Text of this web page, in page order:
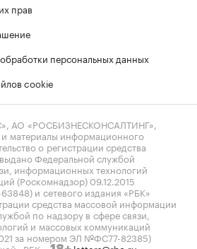
прав
персональных данных
cookie
АО «РОСБИЗНЕСКОНСАЛТИНГ»,
и материалы информационного
о регистрации средства
Федеральной службой
информационных технологий
(Роскомнадзор) 09.12.2015
и сетевого издания «РБК»
средства массовой информации
по надзору в сфере связи,
и массовых коммуникаций
за номером ЭЛ №ФС77-82385)